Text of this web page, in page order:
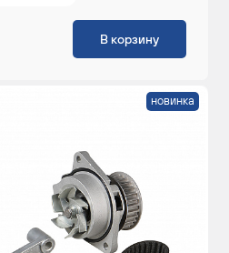
В корзину
новинка